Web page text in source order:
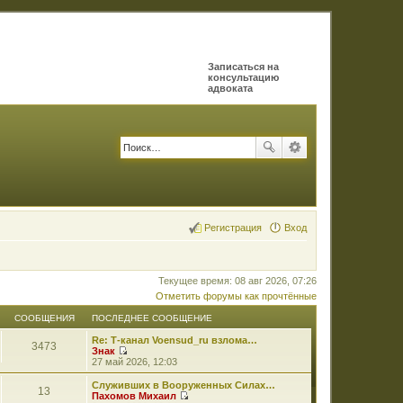
Записаться на
консультацию
адвоката
Вход
Регистрация
Текущее время: 08 авг 2026, 07:26
Отметить форумы как прочтённые
СООБЩЕНИЯ ПОСЛЕДНЕЕ СООБЩЕНИЕ
3473
Re: Т-канал Voensud_ru взлома…
Знак
П
е
р
е
27 май 2026, 12:03
13
Служивших в Вооруженных Силах…
Пахомов Михаил